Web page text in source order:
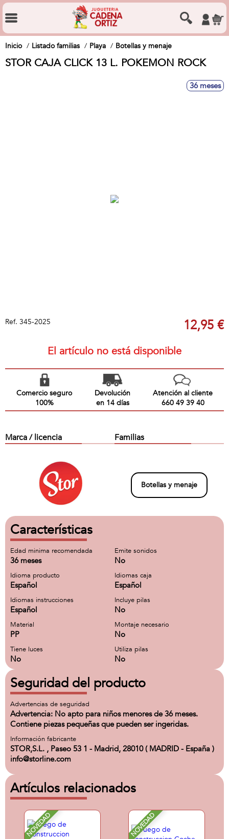
Inicio Listado familias Playa Botellas y menaje
STOR CAJA CLICK 13 L. POKEMON ROCK
36 meses
Ref. 345-2025 12,95 €
El artículo no está disponible
Comercio seguro
100%
Devolución
en 14 días
Atención al cliente
660 49 39 40
Marca / licencia Familias
Botellas y menaje
Características
Edad minima recomendada
36 meses
Emite sonidos
No
Idioma producto
Español
Idiomas caja
Español
Idiomas instrucciones
Español
Incluye pilas
No
Material
PP
Montaje necesario
No
Tiene luces
No
Utiliza pilas
No
Seguridad del producto
Advertencias de seguridad
Advertencia: No apto para niños menores de 36 meses.
Contiene piezas pequeñas que pueden ser ingeridas.
Información fabricante
STOR,S.L. , Paseo 53 1 - Madrid, 28010 ( MADRID - España )
info@storline.com
Artículos relacionados
NOVEDAD NOVEDAD